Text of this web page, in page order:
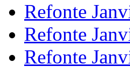
Refonte
Refonte
Refonte